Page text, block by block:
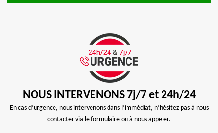
NOUS INTERVENONS 7j/7 et 24h/24
En cas d’urgence, nous intervenons dans l’immédiat, n’hésitez pas à nous
contacter via le formulaire ou à nous appeler.